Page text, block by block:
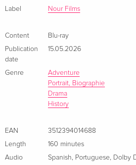
Boîtier avec fourreau
Bonus vidéo
Entretien exclusif avec le réalisateur
Making of
Notes de production
Label
Nour Films
Content
Blu-ray
Publication
date
15.05.2026
Genre
Adventure
Portrait, Biographie
Drama
History
EAN
3512394014688
Length
160 minutes
Audio
Spanish, Portuguese, Dolby